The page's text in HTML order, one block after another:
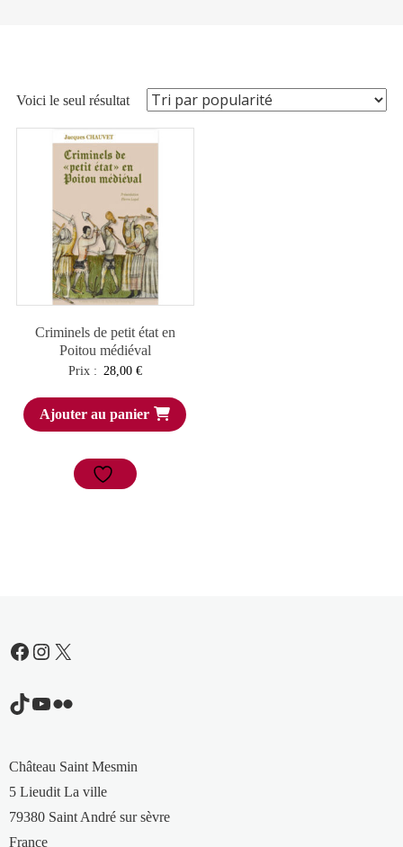
Voici le seul résultat
Criminels de petit état en
Poitou médiéval
Prix : 28,00 €
Ajouter au panier
Facebook
Instagram
X
TikTok
YouTube
Flickr
Château Saint Mesmin
5 Lieudit La ville
79380 Saint André sur sèvre
France